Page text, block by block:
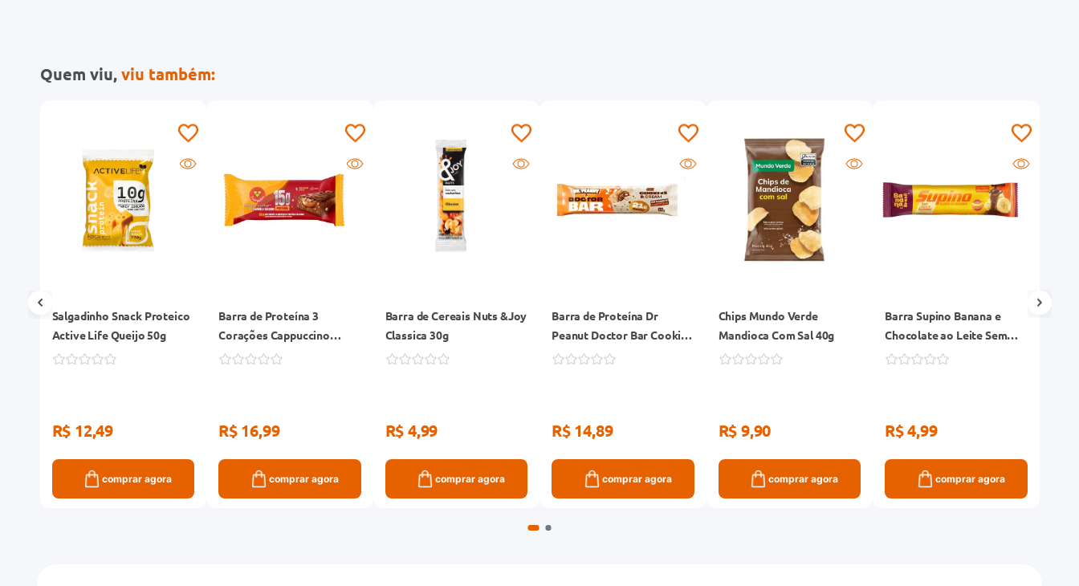
Quem viu,viu também:
Salgadinho Snack Proteico
Active Life Queijo 50g
R$ 12,49
comprar agora
Barra de Proteína 3
Corações Cappuccino
Caramelo Salgado 50g
R$ 16,99
comprar agora
Barra de Cereais Nuts &Joy
Classica 30g
R$ 4,99
comprar agora
Barra de Proteína Dr
Peanut Doctor Bar Cookies
e Cream 62g
R$ 14,89
comprar agora
Chips Mundo Verde
Mandioca Com Sal 40g
R$ 9,90
comprar agora
Barra Supino Banana e
Chocolate ao Leite Sem
Açúcar 24g
R$ 4,99
comprar agora